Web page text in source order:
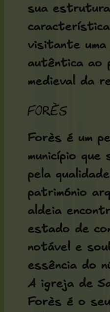
sua estrutura
visitante uma
autêntica ao
medieval da
Forès
Forès é um
município que
pela
património
aldeia
estado de
notável e
essência do
A igreja de
Forès é o